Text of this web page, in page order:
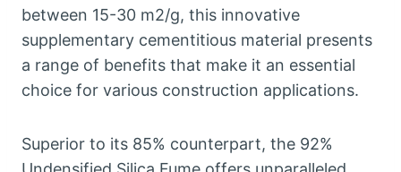
between 15-30 m2/g, this innovative
supplementary cementitious material presents
a range of benefits that make it an essential
choice for various construction applications.
Superior to its 85% counterpart, the 92%